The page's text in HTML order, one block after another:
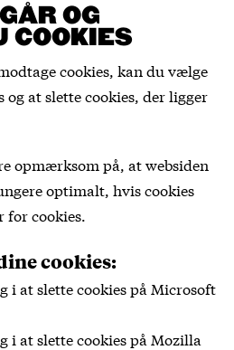
OG
COOKIES
cookies, kan du vælge
og at slette cookies, der ligger
opmærksom på, at websiden
optimalt, hvis cookies
for cookies.
cookies:
i at slette cookies på Microsoft
i at slette cookies på Mozilla